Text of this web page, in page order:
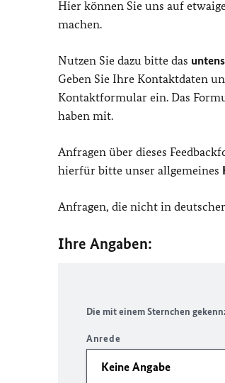
Hier können Sie uns auf
machen.
Nutzen Sie dazu bitte das
Geben Sie Ihre Kontaktdaten
Kontaktformular ein. Das
haben mit.
Anfragen über dieses
hierfür bitte unser allgemeines
Anfragen, die nicht in
Ihre Angaben:
Die mit einem Sternchen
Anrede